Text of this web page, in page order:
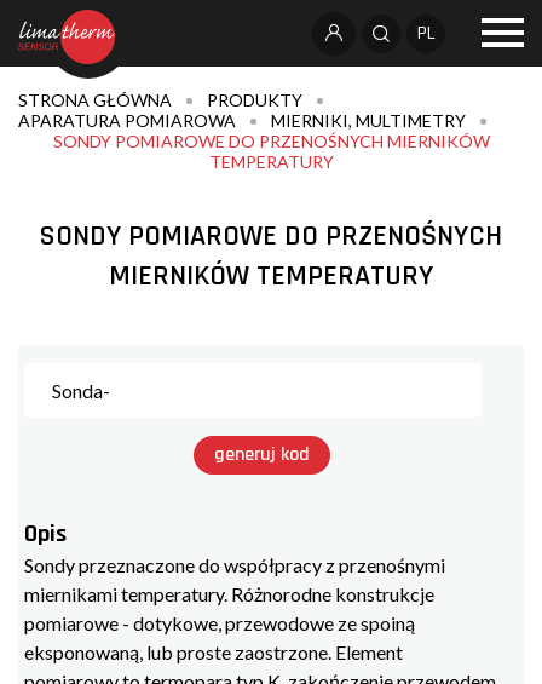
PL
STRONA GŁÓWNA
PRODUKTY
APARATURA POMIAROWA
MIERNIKI, MULTIMETRY
SONDY POMIAROWE DO PRZENOŚNYCH MIERNIKÓW
TEMPERATURY
SONDY POMIAROWE DO PRZENOŚNYCH
MIERNIKÓW TEMPERATURY
generuj kod
Opis
Sondy przeznaczone do współpracy z przenośnymi
miernikami temperatury. Różnorodne konstrukcje
pomiarowe - dotykowe, przewodowe ze spoiną
eksponowaną, lub proste zaostrzone. Element